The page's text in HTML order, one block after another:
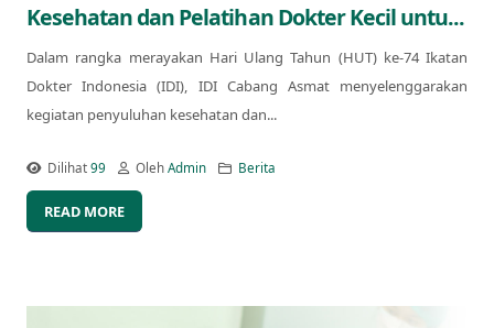
Kesehatan dan Pelatihan Dokter Kecil untu...
Dalam rangka merayakan Hari Ulang Tahun (HUT) ke-74 Ikatan
Dokter Indonesia (IDI), IDI Cabang Asmat menyelenggarakan
kegiatan penyuluhan kesehatan dan...
Dilihat99 OlehAdmin Berita
READ MORE